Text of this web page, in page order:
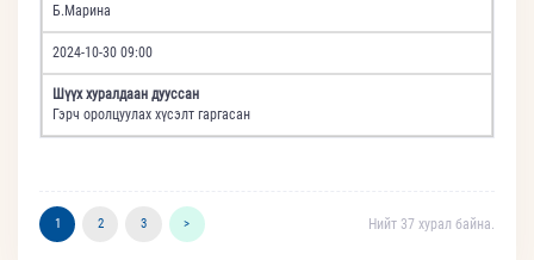
Б.Марина
2024-10-30 09:00
Шүүх хуралдаан дууссан
Гэрч оролцуулах хүсэлт гаргасан
1 2 3 > Нийт 37 хурал байна.